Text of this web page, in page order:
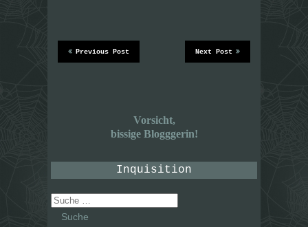
Next Post
Previous Post
Vorsicht,
bissige Blogggerin!
Inquisition
Suche
nach: